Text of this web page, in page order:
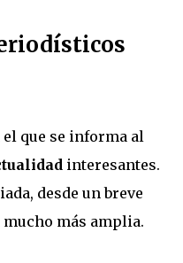
que se informa al
interesantes.
desde un breve
más amplia.